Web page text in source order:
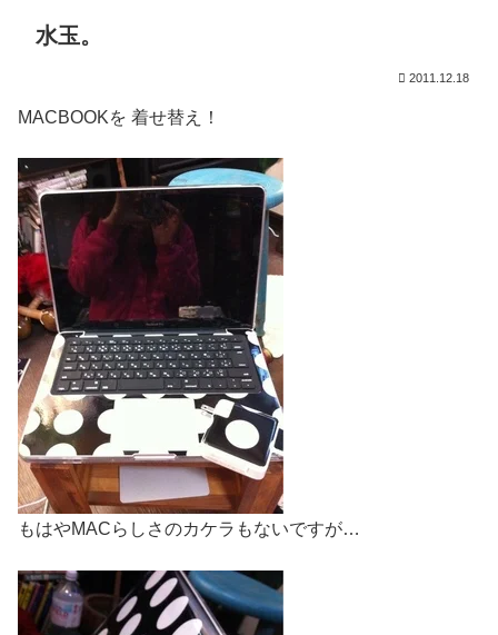
水玉。
2011.12.18
MACBOOKを 着せ替え！
もはやMACらしさのカケラもないですが…